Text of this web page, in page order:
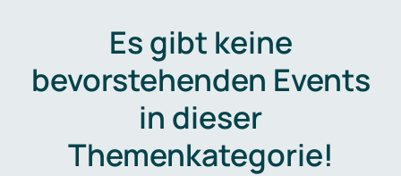
Es gibt keine
bevorstehenden Events
in dieser
Themenkategorie!